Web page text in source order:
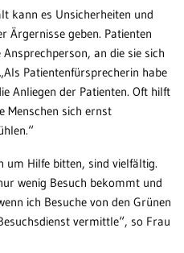
kann es Unsicherheiten und
Ärgernisse geben. Patienten
an die sie sich
Patientenfürsprecherin habe
Anliegen der Patienten. Oft hilft
Menschen sich ernst
um Hilfe bitten, sind vielfältig.
wenig Besuch bekommt und
ich Besuche von den Grünen
vermittle“, so Frau